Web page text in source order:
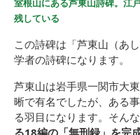
残している
この詩碑は「芦東山（あ
学者の詩碑になります。
芦東山は岩手県一関市大
晰で有名でしたが、ある
る羽目になります。そんな
る18編の「無刑録」を完